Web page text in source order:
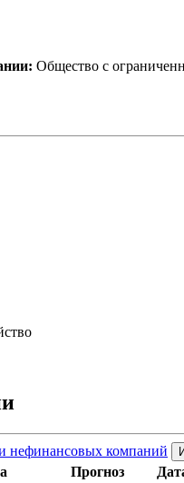
Общество с
нефинансовых компаний
Прогноз